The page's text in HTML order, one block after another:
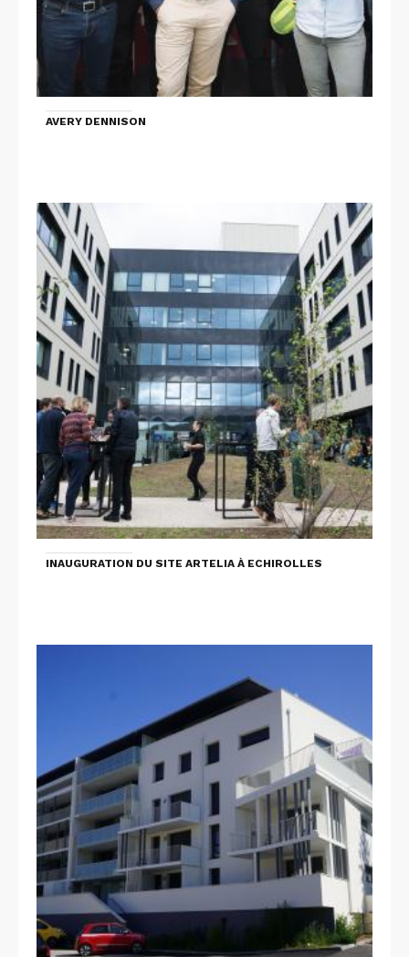
AVERY DENNISON
INAUGURATION DU SITE ARTELIA À ECHIROLLES